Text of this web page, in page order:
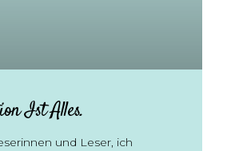
Ist Alles.
und Leser, ich